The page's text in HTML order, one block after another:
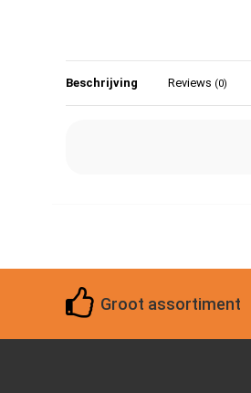
Beschrijving Reviews (0)
Groot assortiment